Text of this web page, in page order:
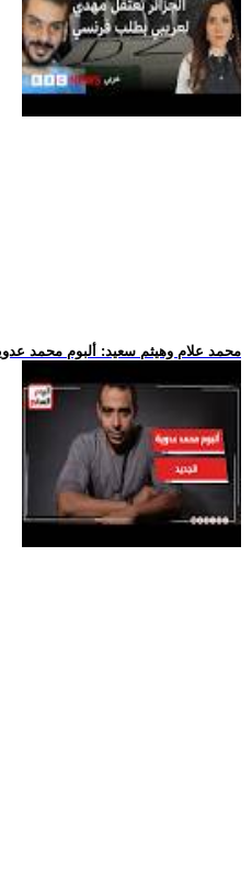
.. محمد علام وهيثم سعيد: ألبوم محمد